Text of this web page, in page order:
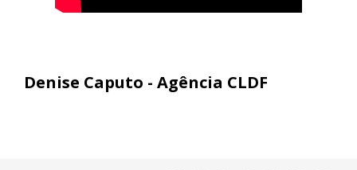
Denise Caputo - Agência CLDF